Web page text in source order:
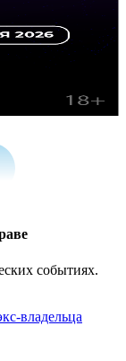
событиях.
владельца